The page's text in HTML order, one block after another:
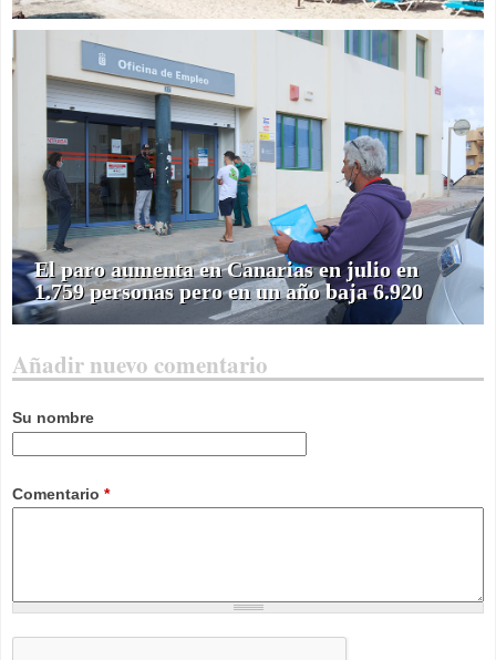
El paro aumenta en Canarias en julio en
1.759 personas pero en un año baja 6.920
Añadir nuevo comentario
Su nombre
Comentario *